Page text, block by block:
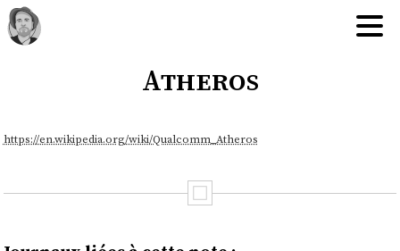
Atheros
https://en.wikipedia.org/wiki/Qualcomm_Atheros